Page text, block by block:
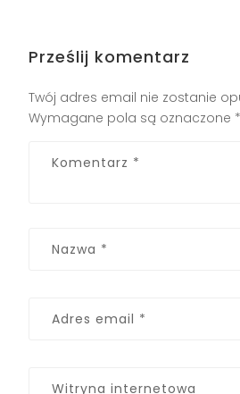
Prześlij komentarz
Twój adres email nie zostanie
Wymagane pola są oznaczone *